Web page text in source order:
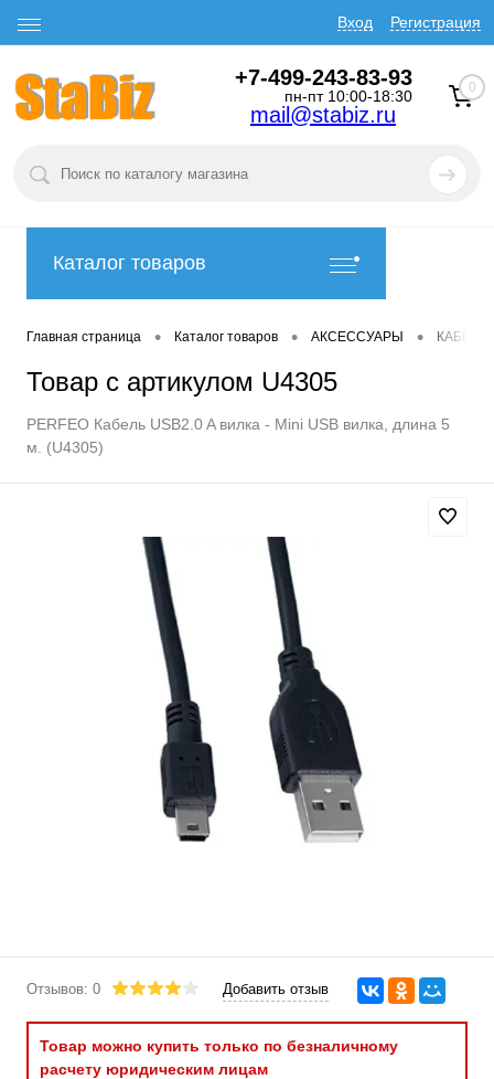
Вход Регистрация
+7-499-243-83-93
пн-пт 10:00-18:30
mail@stabiz.ru
0
Каталог товаров
Главная страница • Каталог товаров • АКСЕССУАРЫ •
Товар с артикулом U4305
PERFEO Кабель USB2.0 A вилка - Mini USB вилка, длина 5
м. (U4305)
Отзывов: 0 Добавить отзыв
Товар можно купить только по безналичному
расчету юридическим лицам